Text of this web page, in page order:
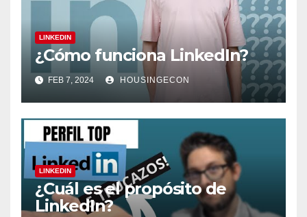
LINKEDIN
¿Cómo funciona LinkedIn?
FEB 7, 2024 HOUSINGECON
LINKEDIN
¿Cuál es el propósito de
LinkedIn?